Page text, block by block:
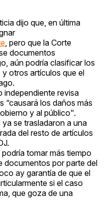
dijo que, en última
, pero que la Corte
documentos
aún podría clasificar los
otros artículos que el
independiente revisa
“causará los daños más
y al público".
se trasladaron a una
del resto de artículos
tomar más tiempo
documentos por parte del
ay garantía de que el
si el caso
que goza de una